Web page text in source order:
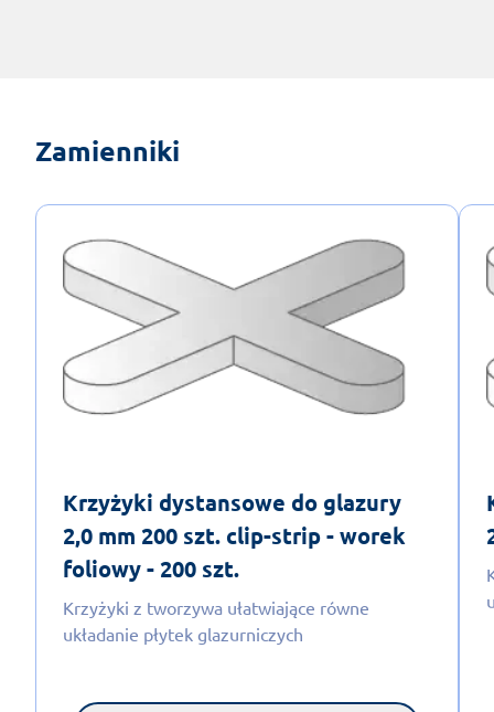
Zamienniki
Krzyżyki dystansowe do glazury
2,0 mm 200 szt. clip-strip - worek
foliowy - 200 szt.
Krzyżyki z tworzywa ułatwiające równe
układanie płytek glazurniczych